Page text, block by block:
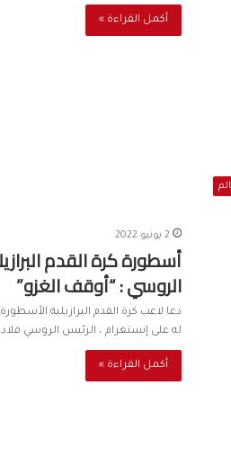
أكمل القراءة »
2 يونيو 2022
أسطورة كرة القدم
الروسي : “أوقف الغزو”
دعا لاعب كرة القدم البرازيلية
له على إنستغرام ، الرئيس الروسي
أكمل القراءة »